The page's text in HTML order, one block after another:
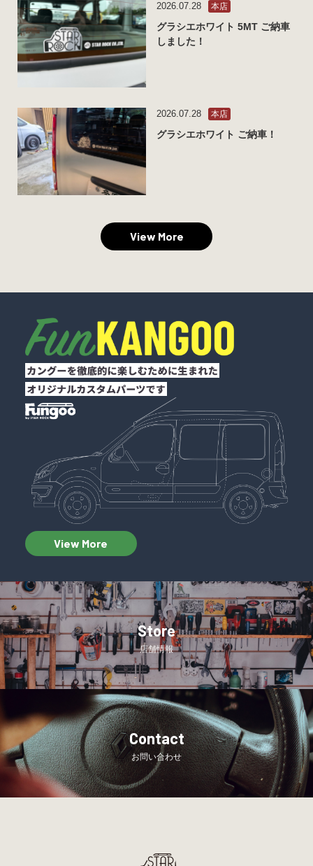
2026.07.28 本店
グラシエホワイト 5MT ご納車
しました！
2026.07.28 本店
グラシエホワイト ご納車！
View More
View More
Store
店舗情報
Contact
お問い合わせ